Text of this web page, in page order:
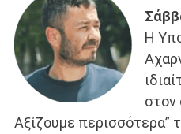
Η
στον
Αξίζουμε περισσότερα”